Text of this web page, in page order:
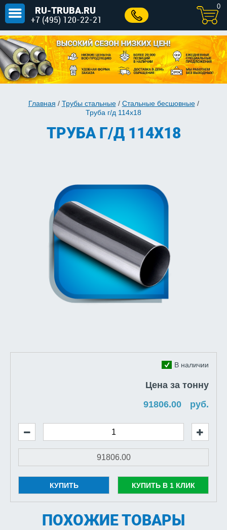
RU-TRUBA.RU
+7 (495) 120-22-21
0
Главная / Трубы стальные/ Стальные бесшовные/
Труба г/д 114x18
ТРУБА Г/Д 114X18
В наличии
Цена за тонну
руб.
КУПИТЬ КУПИТЬ В 1 КЛИК
ПОХОЖИЕ ТОВАРЫ